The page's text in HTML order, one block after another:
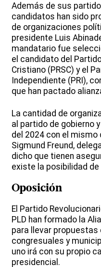
Además de sus
candidatos han sido
de organizaciones
presidente Luis
mandatario fue
el candidato del
Cristiano (PRSC) y el
Independiente (PRI),
que han pactado
La cantidad de
al partido de gobierno
del 2024 con el
Sigmund Freund,
dicho que tienen
existe la posibilidad de
Oposición
El Partido
PLD han formado la
para llevar propuestas
congresuales y
uno irá con su propio
presidencial.